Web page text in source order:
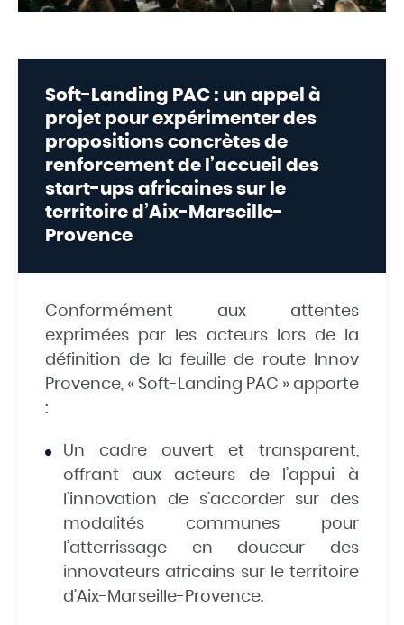
Soft-Landing PAC : un appel à
projet pour expérimenter des
propositions concrètes de
renforcement de l’accueil des
start-ups africaines sur le
territoire d’Aix-Marseille-
Provence
Conformément aux attentes
exprimées par les acteurs lors de la
définition de la feuille de route Innov
Provence, « Soft-Landing PAC » apporte
:
Un cadre ouvert et transparent,
offrant aux acteurs de l’appui à
l’innovation de s’accorder sur des
modalités communes pour
l’atterrissage en douceur des
innovateurs africains sur le territoire
d’Aix-Marseille-Provence.